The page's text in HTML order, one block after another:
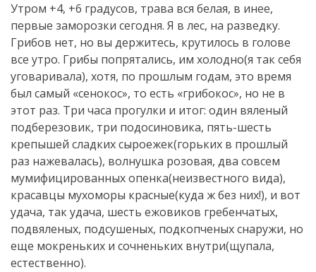
Утром +4, +6 градусов, трава вся белая, в инее,
первые заморозки сегодня. Я в лес, на разведку.
Грибов нет, но вы держитесь, крутилось в голове
все утро. Грибы попрятались, им холодно(я так себя
уговаривала), хотя, по прошлым годам, это время
был самый «сенокос», то есть «грибокос», но не в
этот раз. Три часа прогулки и итог: один вяленый
подберезовик, три подосиновика, пять-шесть
крепышей сладких сыроежек(горьких в прошлый
раз нажевалась), волнушка розовая, два совсем
мумифицированных опенка(неизвестного вида),
красавцы мухоморы красные(куда ж без них!), и вот
удача, так удача, шесть ежовиков гребенчатых,
подвяленых, подсушеных, подкопченых снаружи, но
еще мокреньких и сочненьких внутри(щупала,
естественно).